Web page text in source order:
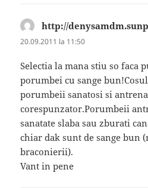
http://
20.09.2011 la 11:50
Selectia la mana stiu so faca
porumbei cu sange bun!Cosul
porumbeii sanatosi si
corespunzator.Porumbeii
sanatate slaba sau zburati
chiar dak sunt de sange bun
braconierii).
Vant in pene